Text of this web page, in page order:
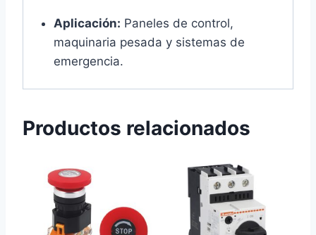
Aplicación: Paneles de control,
maquinaria pesada y sistemas de
emergencia.
Productos relacionados